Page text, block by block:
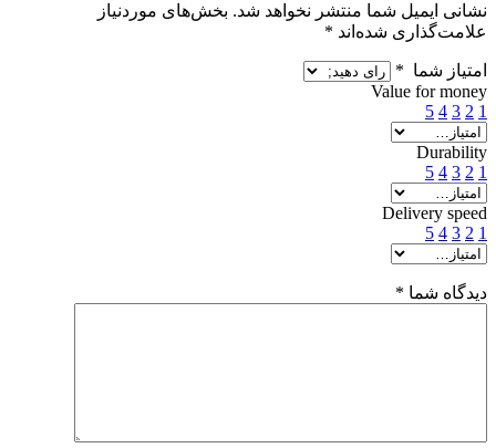
نشانی ایمیل شما منتشر نخواهد شد. بخش‌های موردنیاز
علامت‌گذاری شده‌اند *
امتیاز شما *
Value for money
1
2
3
4
5
Durability
1
2
3
4
5
Delivery speed
1
2
3
4
5
دیدگاه شما *